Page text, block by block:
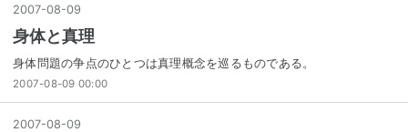
2007-08-09
身体と真理
身体問題の争点のひとつは真理概念を巡るものである。
2007-08-09 00:00
2007-08-09